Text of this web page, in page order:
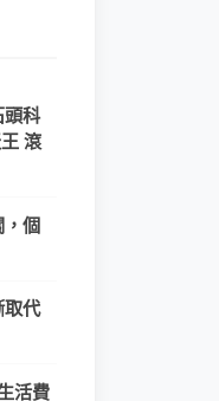
頭科
滾
，個
取代
活費